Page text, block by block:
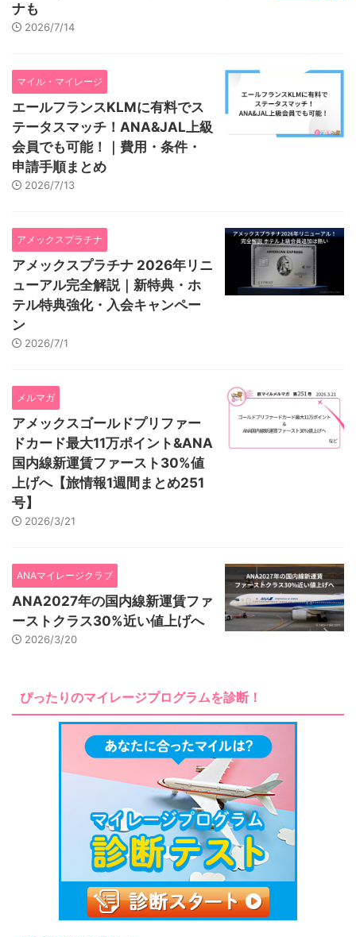
ナも
2026/7/14
マイル・マイレージ
エールフランスKLMに有料でス
テータスマッチ！ANA&JAL上級
会員でも可能！｜費用・条件・
申請手順まとめ
2026/7/13
アメックスプラチナ
アメックスプラチナ 2026年リニ
ューアル完全解説｜新特典・ホ
テル特典強化・入会キャンペー
ン
2026/7/1
メルマガ
アメックスゴールドプリファー
ドカード最大11万ポイント&ANA
国内線新運賃ファースト30%値
上げへ【旅情報1週間まとめ251
号】
2026/3/21
ANAマイレージクラブ
ANA2027年の国内線新運賃ファ
ーストクラス30%近い値上げへ
2026/3/20
ぴったりのマイレージプログラムを診断！